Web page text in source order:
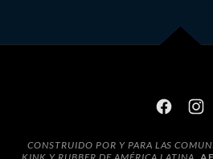
CONSTRUIDO POR Y PARA LAS